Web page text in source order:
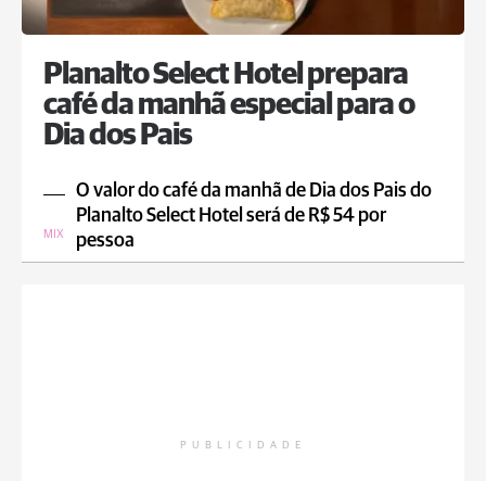
Planalto Select Hotel prepara
café da manhã especial para o
Dia dos Pais
O valor do café da manhã de Dia dos Pais do
Planalto Select Hotel será de R$ 54 por
pessoa
MIX
PUBLICIDADE